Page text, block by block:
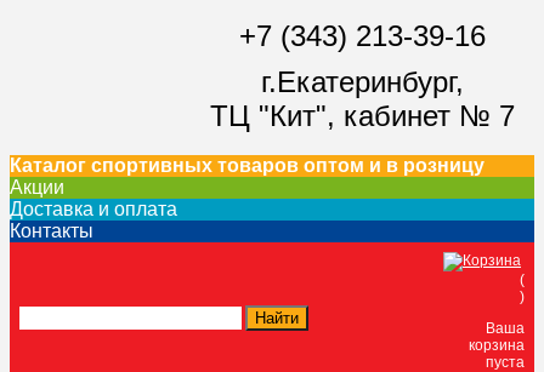
+7 (343) 213-39-16
г.Екатеринбург,
ТЦ "Кит", кабинет № 7
Каталог спортивных товаров оптом и в розницу
Акции
Доставка и оплата
Контакты
(
)
Ваша
корзина
пуста